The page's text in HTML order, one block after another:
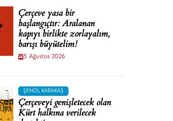
Çerçeve yasa bir
başlangıçtır: Aralanan
kapıyı birlikte zorlayalım,
barışı büyütelim!
5 Ağustos 2026
ŞENOL KARAKAŞ
Çerçeveyi genişletecek olan
Kürt halkına verilecek